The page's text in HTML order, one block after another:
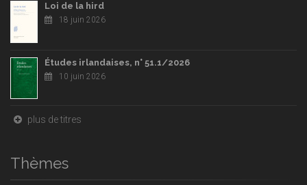
Loi de la hird
18 juin 2026
Études irlandaises, n° 51.1/2026
10 juin 2026
plus de titres
Thèmes